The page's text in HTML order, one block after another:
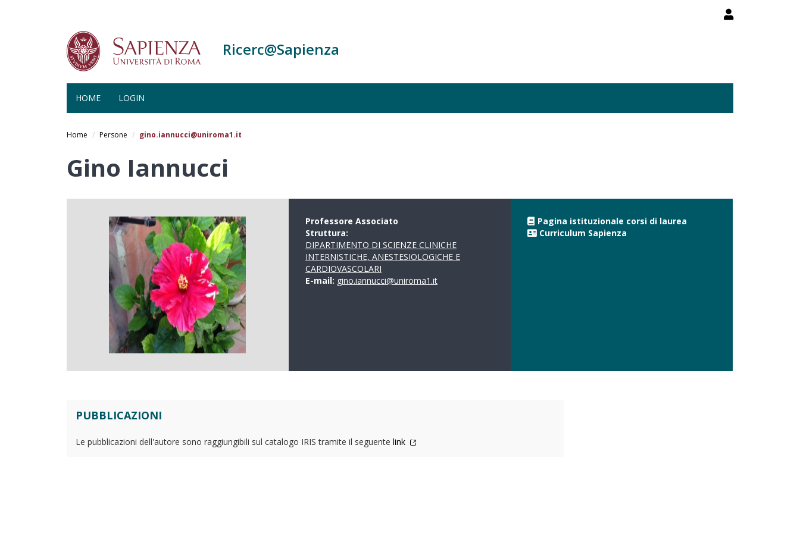
Ricerc@Sapienza
HOME LOGIN
Home Persone gino.iannucci@uniroma1.it
Gino Iannucci
Professore Associato
Struttura:
DIPARTIMENTO DI SCIENZE CLINICHE
INTERNISTICHE, ANESTESIOLOGICHE E
CARDIOVASCOLARI
E-mail: gino.iannucci@uniroma1.it
Pagina istituzionale corsi di laurea
Curriculum Sapienza
PUBBLICAZIONI
Le pubblicazioni dell'autore sono raggiungibili sul catalogo IRIS tramite il seguente link